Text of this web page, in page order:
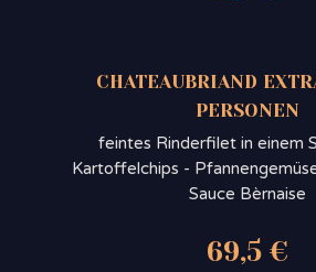
CHATEAUBRIAND
PERSONEN
feintes Rinderfilet in einem
Kartoffelchips -
Sauce Bèrnaise
69,5 €